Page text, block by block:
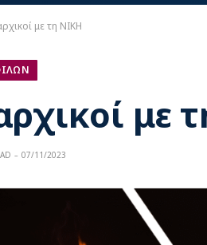
με τη ΝΙΚΗ
με
07/11/2023